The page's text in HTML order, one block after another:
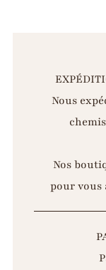
Nous
Nos
pour vous